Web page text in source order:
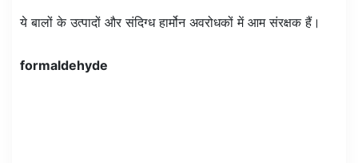
ये बालों के उत्पादों और संदिग्ध हार्मोन अवरोधकों में आम संरक्षक हैं।
formaldehyde